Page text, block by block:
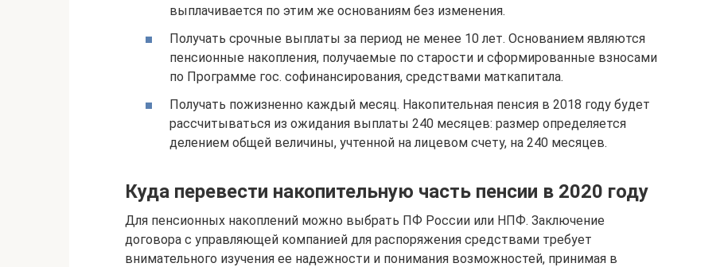
выплачивается по этим же основаниям без изменения.
Получать срочные выплаты за период не менее 10 лет. Основанием являются
пенсионные накопления, получаемые по старости и сформированные взносами
по Программе гос. софинансирования, средствами маткапитала.
Получать пожизненно каждый месяц. Накопительная пенсия в 2018 году будет
рассчитываться из ожидания выплаты 240 месяцев: размер определяется
делением общей величины, учтенной на лицевом счету, на 240 месяцев.
Куда перевести накопительную часть пенсии в 2020 году
Для пенсионных накоплений можно выбрать ПФ России или НПФ. Заключение
договора с управляющей компанией для распоряжения средствами требует
внимательного изучения ее надежности и понимания возможностей, принимая в